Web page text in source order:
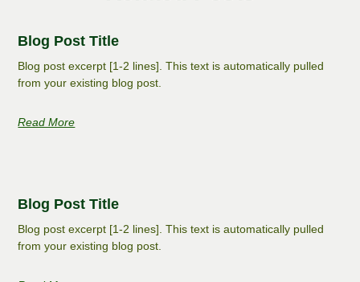
Blog Post Title
Blog post excerpt [1-2 lines]. This text is automatically pulled
from your existing blog post.
Read More
Blog Post Title
Blog post excerpt [1-2 lines]. This text is automatically pulled
from your existing blog post.